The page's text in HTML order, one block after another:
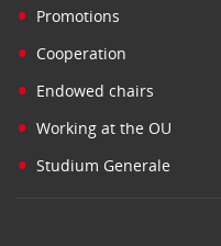
• Promotions
• Cooperation
• Endowed chairs
• Working at the OU
• Studium Generale